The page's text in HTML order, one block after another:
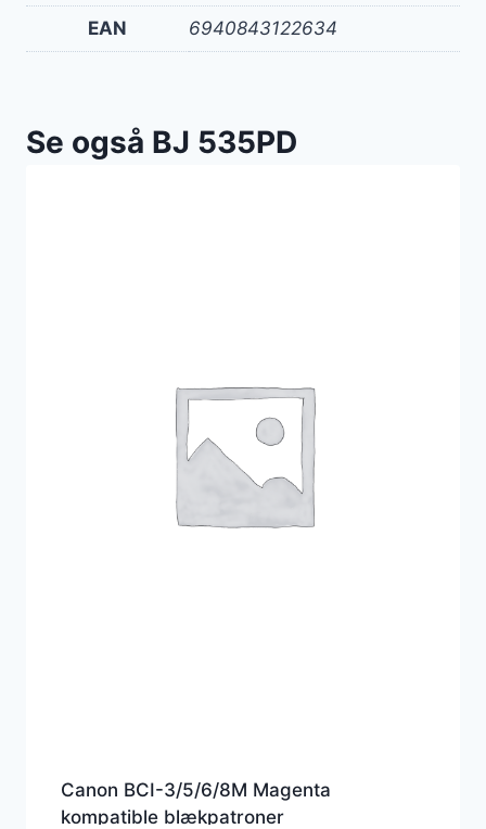
EAN 6940843122634
Se også BJ 535PD
Canon BCI-3/5/6/8M Magenta
kompatible blækpatroner